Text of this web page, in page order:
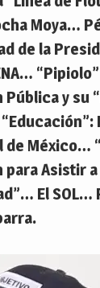
Moya…
de la
Pública y su
de México…
para Asistir a
El SOL…